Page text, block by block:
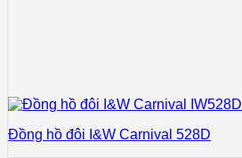
Đồng hồ đôi I&W Carnival 528D